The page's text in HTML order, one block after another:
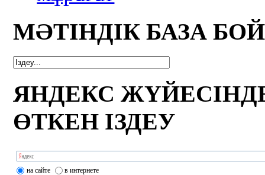
МӘТІНДІК БАЗА
ЯНДЕКС
ӨТКЕН ІЗДЕУ
на сайте в интернете